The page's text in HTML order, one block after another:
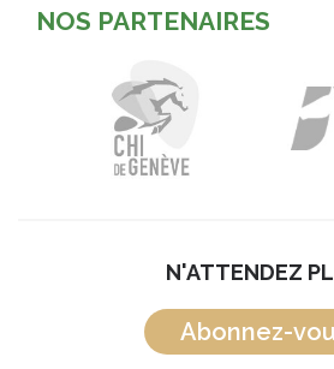
NOS PARTENAIRES
N'ATTENDEZ
Abonnez-